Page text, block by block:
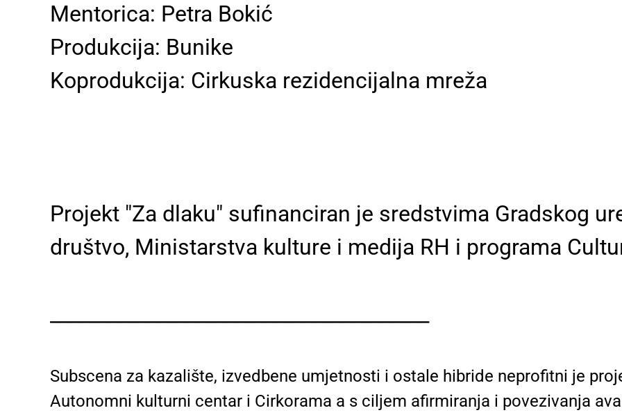
Mentorica: Petra Bokić
Produkcija: Bunike
Koprodukcija: Cirkuska rezidencijalna mreža
Projekt "Za dlaku" sufinanciran je sredstvima Gradskog
društvo, Ministarstva kulture i medija RH i programa
Subscena za kazalište, izvedbene umjetnosti i ostale hibride neprofitni je
Autonomni kulturni centar i Cirkorama a s ciljem afirmiranja i povezivanja